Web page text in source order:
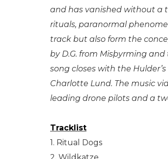
and has vanished without a
rituals, paranormal
track but also form the
by D.G. from Misþyrming
song closes with the
Charlotte Lund. The music
leading drone pilots and a
Tracklist
1. Ritual Dogs